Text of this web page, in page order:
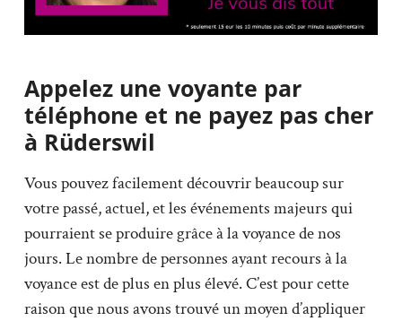
Appelez une voyante par
téléphone et ne payez pas cher
à Rüderswil
Vous pouvez facilement découvrir beaucoup sur
votre passé, actuel, et les événements majeurs qui
pourraient se produire grâce à la voyance de nos
jours. Le nombre de personnes ayant recours à la
voyance est de plus en plus élevé. C’est pour cette
raison que nous avons trouvé un moyen d’appliquer